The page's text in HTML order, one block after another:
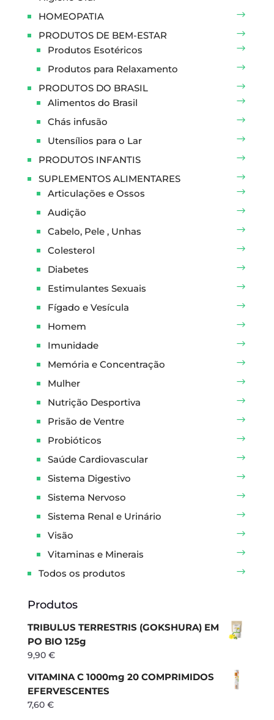
HOMEOPATIA
PRODUTOS DE BEM-ESTAR
Produtos Esotéricos
Produtos para Relaxamento
PRODUTOS DO BRASIL
Alimentos do Brasil
Chás infusão
Utensílios para o Lar
PRODUTOS INFANTIS
SUPLEMENTOS ALIMENTARES
Articulações e Ossos
Audição
Cabelo, Pele , Unhas
Colesterol
Diabetes
Estimulantes Sexuais
Fígado e Vesícula
Homem
Imunidade
Memória e Concentração
Mulher
Nutrição Desportiva
Prisão de Ventre
Probióticos
Saúde Cardiovascular
Sistema Digestivo
Sistema Nervoso
Sistema Renal e Urinário
Visão
Vitaminas e Minerais
Todos os produtos
Produtos
TRIBULUS TERRESTRIS (GOKSHURA) EM
PO BIO 125g
9,90 €
VITAMINA C 1000mg 20 COMPRIMIDOS
EFERVESCENTES
7,60 €